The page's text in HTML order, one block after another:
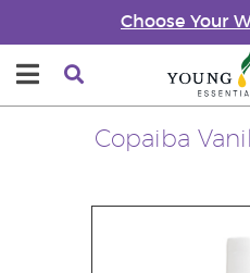
Choose Your
Copaiba